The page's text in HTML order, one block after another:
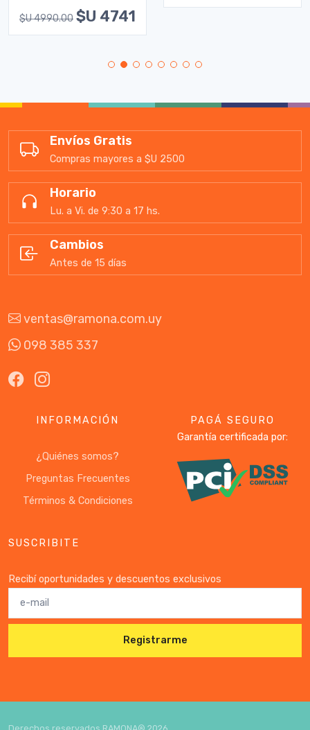
$U 4990.00 $U 4741
Envíos Gratis
Compras mayores a $U 2500
Horario
Lu. a Vi. de 9:30 a 17 hs.
Cambios
Antes de 15 días
ventas@ramona.com.uy
098 385 337
INFORMACIÓN
¿Quiénes somos?
Preguntas Frecuentes
Términos & Condiciones
PAGÁ SEGURO
Garantía certificada por:
SUSCRIBITE
Recibí oportunidades y descuentos exclusivos
Registrarme